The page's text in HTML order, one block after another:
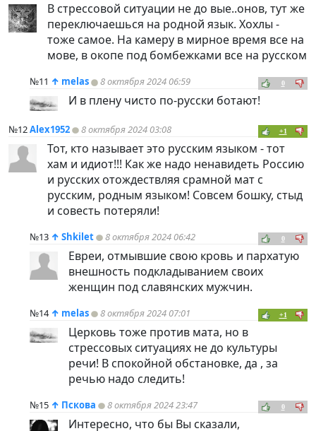
В стрессовой ситуации не до вые..онов, тут же
переключаешься на родной язык. Хохлы -
тоже самое. На камеру в мирное время все на
мове, в окопе под бомбежками все на русском
№11 ↑ melas 8 октября 2024 06:59 0
И в плену чисто по-русски ботают!
№12Alex1952 8 октября 2024 03:08 +1
Тот, кто называет это русским языком - тот
хам и идиот!!! Как же надо ненавидеть Россию
и русских отождествляя срамной мат с
русским, родным языком! Совсем бошку, стыд
и совесть потеряли!
№13 ↑ Shkilet 8 октября 2024 06:42 0
Евреи, отмывшие свою кровь и пархатую
внешность подкладыванием своих
женщин под славянских мужчин.
№14 ↑ melas 8 октября 2024 07:01 +1
Церковь тоже против мата, но в
стрессовых ситуациях не до культуры
речи! В спокойной обстановке, да , за
речью надо следить!
№15 ↑ Пскова 8 октября 2024 23:47 0
Интересно, что бы Вы сказали,